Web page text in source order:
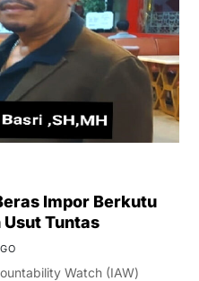
Impor Berkutu
Tuntas
Watch (IAW)